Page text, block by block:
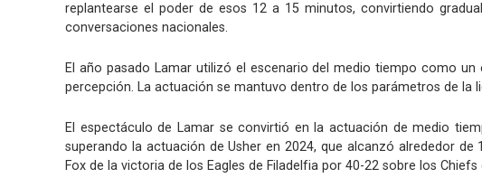
replantearse el poder de esos 12 a 15 minutos, convirtiendo
conversaciones nacionales.
El año pasado Lamar utilizó el escenario del medio tiempo como
percepción. La actuación se mantuvo dentro de los parámetros de la
El espectáculo de Lamar se convirtió en la actuación de medio
superando la actuación de Usher en 2024, que alcanzó alrededor
Fox de la victoria de los Eagles de Filadelfia por 40-22 sobre los Chiefs